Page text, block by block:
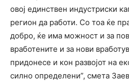
овој единствен индустриски
регион да работи. Со тоа ќе
добро, ќе има можност и за
вработените и за нови
придонесе и кон развојот на
силно определени”, смета